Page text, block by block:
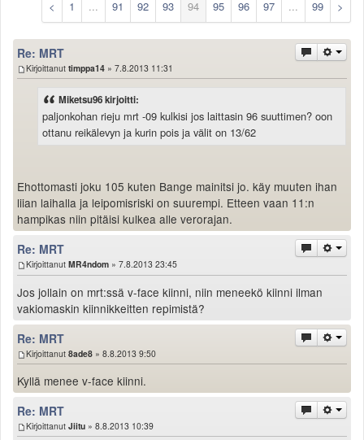
Säännöt ja ohjeet
Uudet kuvat
Uudet videot
Uudet kommentit
MYYDÄÄN
Haku
Ohjeet
Osat
TIETOPANKKI
TAPAHTUMAT
MP15 kuvia
MP14 kuvia
MP13 kuvia
ACS 2015 kuvia
Lisää uusi tapahtuma
UUTISET
SÄÄ
Valitse paikkakunta
Helsingin sää
Tampereen sää
Turun sää
< 1 ... 91 92 93 94 95 96 97 ... 99 >
Re: MRT
Kirjoittanut timppa14 » 7.8.2013 11:31
Miketsu96 kirjoitti:
paljonkohan rieju mrt -09 kulkisi jos laittasin 96 suuttimen? oon
ottanu reikälevyn ja kurin pois ja välit on 13/62
Ehottomasti joku 105 kuten Bange mainitsi jo. käy muuten ihan
liian laihalla ja leipomisriski on suurempi. Etteen vaan 11:n
hampikas niin pitäisi kulkea alle verorajan.
Re: MRT
Kirjoittanut MR4ndom » 7.8.2013 23:45
Jos jollain on mrt:ssä v-face kiinni, niin meneekö kiinni ilman
vakiomaskin kiinnikkeitten repimistä?
Re: MRT
Kirjoittanut 8ade8 » 8.8.2013 9:50
Kyllä menee v-face kiinni.
Re: MRT
Kirjoittanut Jiitu » 8.8.2013 10:39